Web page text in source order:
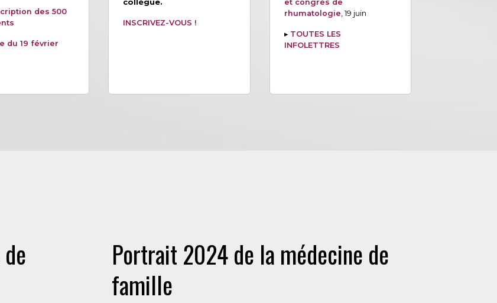
des 500
du 19 février
collègue.
INSCRIVEZ-VOUS !
et congrès de
rhumatologie , 19 juin
▸ TOUTES LES
INFOLETTRES
Portrait 2024 de la médecine de
famille